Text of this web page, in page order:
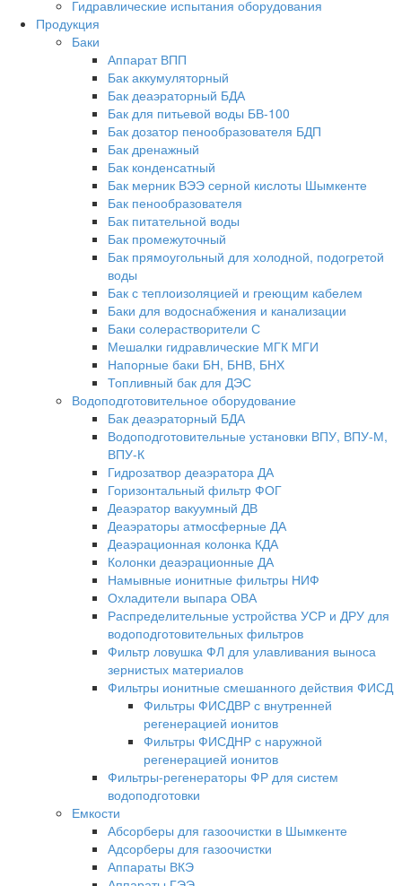
Гидравлические испытания оборудования
Продукция
Баки
Аппарат ВПП
Бак аккумуляторный
Бак деаэраторный БДА
Бак для питьевой воды БВ-100
Бак дозатор пенообразователя БДП
Бак дренажный
Бак конденсатный
Бак мерник ВЭЭ серной кислоты Шымкенте
Бак пенообразователя
Бак питательной воды
Бак промежуточный
Бак прямоугольный для холодной, подогретой
воды
Бак с теплоизоляцией и греющим кабелем
Баки для водоснабжения и канализации
Баки солерастворители С
Мешалки гидравлические МГК МГИ
Напорные баки БН, БНВ, БНХ
Топливный бак для ДЭС
Водоподготовительное оборудование
Бак деаэраторный БДА
Водоподготовительные установки ВПУ, ВПУ-М,
ВПУ-К
Гидрозатвор деаэратора ДА
Горизонтальный фильтр ФОГ
Деаэратор вакуумный ДВ
Деаэраторы атмосферные ДА
Деаэрационная колонка КДА
Колонки деаэрационные ДА
Намывные ионитные фильтры НИФ
Охладители выпара ОВА
Распределительные устройства УСР и ДРУ для
водоподготовительных фильтров
Фильтр ловушка ФЛ для улавливания выноса
зернистых материалов
Фильтры ионитные смешанного действия ФИСД
Фильтры ФИСДВР с внутренней
регенерацией ионитов
Фильтры ФИСДНР с наружной
регенерацией ионитов
Фильтры-регенераторы ФР для систем
водоподготовки
Емкости
Абсорберы для газоочистки в Шымкенте
Адсорберы для газоочистки
Аппараты ВКЭ